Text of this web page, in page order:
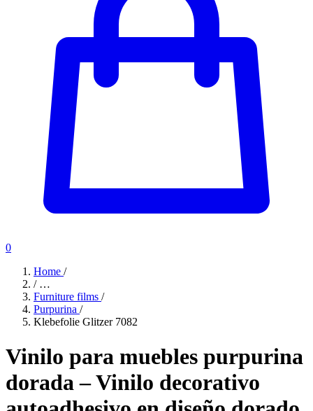
0
Home /
/ …
Furniture films /
Purpurina /
Klebefolie Glitzer 7082
Vinilo para muebles purpurina
dorada – Vinilo decorativo